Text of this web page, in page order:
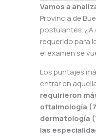
Vamos a
Provincia de
postulantes. ¿A
requerido para
el examen se
Los puntajes
entrar en
requirieron
oftalmología
dermatología
las